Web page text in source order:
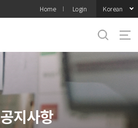
Home Login Korean
공지사항